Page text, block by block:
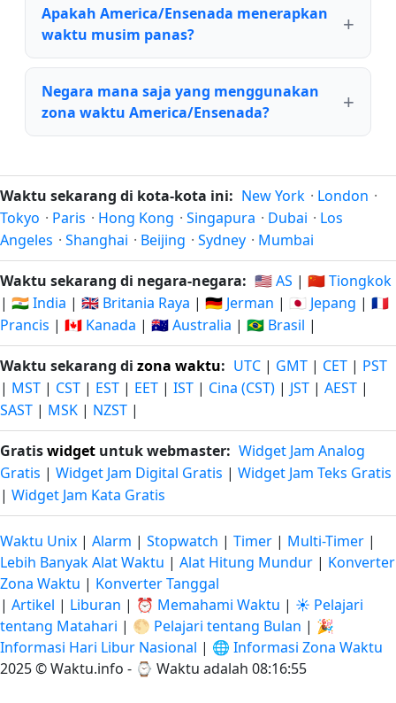
Apakah America/Ensenada menerapkan
waktu musim panas?
Negara mana saja yang menggunakan
zona waktu America/Ensenada?
Waktu sekarang di kota-kota ini: New York · London ·
Tokyo · Paris · Hong Kong · Singapura · Dubai · Los
Angeles · Shanghai · Beijing · Sydney · Mumbai
Waktu sekarang di negara-negara: 🇺🇸 AS | 🇨🇳 Tiongkok
| 🇮🇳 India | 🇬🇧 Britania Raya | 🇩🇪 Jerman | 🇯🇵 Jepang | 🇫🇷
Prancis | 🇨🇦 Kanada | 🇦🇺 Australia | 🇧🇷 Brasil |
Waktu sekarang di zona waktu: UTC | GMT | CET | PST
| MST | CST | EST | EET | IST | Cina (CST) | JST | AEST |
SAST | MSK | NZST |
Gratiswidget untuk webmaster: Widget Jam Analog
Gratis | Widget Jam Digital Gratis | Widget Jam Teks Gratis
| Widget Jam Kata Gratis
Waktu Unix | Alarm | Stopwatch | Timer | Multi-Timer |
Lebih Banyak Alat Waktu | Alat Hitung Mundur | Konverter
Zona Waktu | Konverter Tanggal
| Artikel | Liburan | ⏰ Memahami Waktu | ☀️ Pelajari
tentang Matahari | 🌕 Pelajari tentang Bulan | 🎉
Informasi Hari Libur Nasional | 🌐 Informasi Zona Waktu
2025 © Waktu.info - ⌚ Waktu adalah 08:16:55